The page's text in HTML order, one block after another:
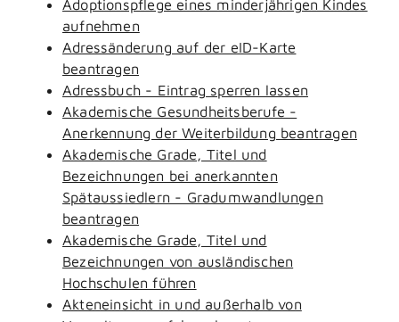
Adoptionspflege eines minderjährigen Kindes
aufnehmen
Adressänderung auf der eID-Karte
beantragen
Adressbuch - Eintrag sperren lassen
Akademische Gesundheitsberufe -
Anerkennung der Weiterbildung beantragen
Akademische Grade, Titel und
Bezeichnungen bei anerkannten
Spätaussiedlern - Gradumwandlungen
beantragen
Akademische Grade, Titel und
Bezeichnungen von ausländischen
Hochschulen führen
Akteneinsicht in und außerhalb von